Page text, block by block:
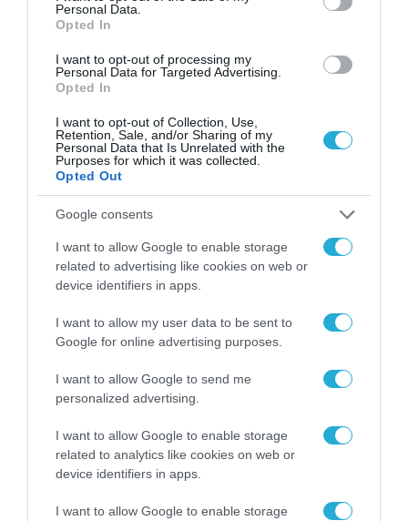
Personal Data.
Opted In
I want to opt-out of processing my
Personal Data for Targeted Advertising.
Opted In
I want to opt-out of Collection, Use,
Retention, Sale, and/or Sharing of my
Personal Data that Is Unrelated with the
Purposes for which it was collected.
Opted Out
Google consents
I want to allow Google to enable storage
related to advertising like cookies on web or
device identifiers in apps.
I want to allow my user data to be sent to
Google for online advertising purposes.
I want to allow Google to send me
personalized advertising.
I want to allow Google to enable storage
related to analytics like cookies on web or
device identifiers in apps.
I want to allow Google to enable storage
για τα πρόστιμα σε
παραβάσεις που
αφορούν τους ΦΗΜ
31.07.2026
Τεχνητή Νοημοσύνη
δεν είναι απλώς μια
νέα τεχνολογία, είναι
μια νέα βιομηχανική
επανάσταση»
31.07.2026
Νέος οδηγός του ΕΚΤ
για τη χρηματοδότηση
των ελληνικών
επιχειρήσεων στον
χώρο της άμυνας
31.07.2026
Η πιο ταξιδιάρικη
βαλίτσα του φετινού
καλοκαιριού έχει την
31.07.2026